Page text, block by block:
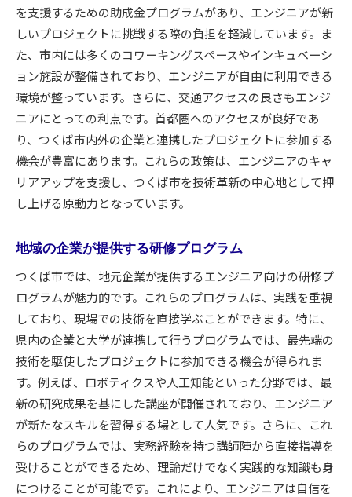
を支援するための助成金プログラムがあり、エンジニアが新
しいプロジェクトに挑戦する際の負担を軽減しています。ま
た、市内には多くのコワーキングスペースやインキュベーシ
ョン施設が整備されており、エンジニアが自由に利用できる
環境が整っています。さらに、交通アクセスの良さもエンジ
ニアにとっての利点です。首都圏へのアクセスが良好であ
り、つくば市内外の企業と連携したプロジェクトに参加する
機会が豊富にあります。これらの政策は、エンジニアのキャ
リアアップを支援し、つくば市を技術革新の中心地として押
し上げる原動力となっています。
地域の企業が提供する研修プログラム
つくば市では、地元企業が提供するエンジニア向けの研修プ
ログラムが魅力的です。これらのプログラムは、実践を重視
しており、現場での技術を直接学ぶことができます。特に、
県内の企業と大学が連携して行うプログラムでは、最先端の
技術を駆使したプロジェクトに参加できる機会が得られま
す。例えば、ロボティクスや人工知能といった分野では、最
新の研究成果を基にした講座が開催されており、エンジニア
が新たなスキルを習得する場として人気です。さらに、これ
らのプログラムでは、実務経験を持つ講師陣から直接指導を
受けることができるため、理論だけでなく実践的な知識も身
につけることが可能です。これにより、エンジニアは自信を